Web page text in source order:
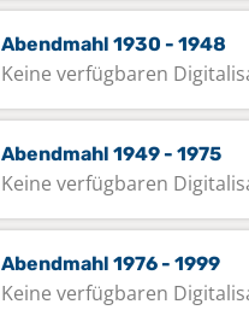
Abendmahl 1930 - 1948
Keine verfügbaren
Abendmahl 1949 - 1975
Keine verfügbaren
Abendmahl 1976 - 1999
Keine verfügbaren